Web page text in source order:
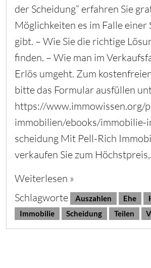
der Scheidung“ erfahren Sie
Möglichkeiten es im Falle einer
gibt. – Wie Sie die richtige
finden. – Wie man im
Erlös umgeht. Zum
bitte das Formular ausfüllen
https://www.immowissen.org/
immobilien/ebooks/immobilie-
scheidung Mit Pell-Rich
verkaufen Sie zum
Weiterlesen »
Schlagworte
Auszahlen Ehe
Immobilie
Scheidung Teilen